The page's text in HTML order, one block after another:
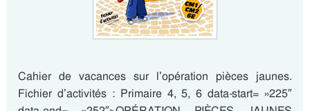
Cahier de vacances sur l’opération pièces jaunes.
Fichier d’activités : Primaire 4, 5, 6 data-start= »225″